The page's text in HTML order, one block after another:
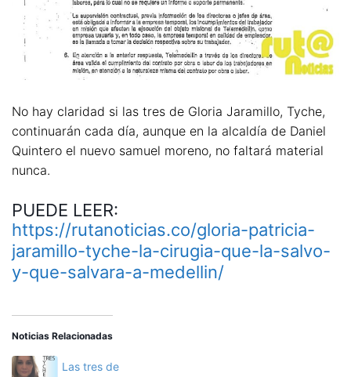
No hay claridad si las tres de Gloria Jaramillo, Tyche,
continuarán cada día, aunque en la alcaldía de Daniel
Quintero el nuevo samuel moreno, no faltará material
nunca.
PUEDE LEER:
https://rutanoticias.co/gloria-patricia-
jaramillo-tyche-la-cirugia-que-la-salvo-
y-que-salvara-a-medellin/
Noticias Relacionadas
Las tres de